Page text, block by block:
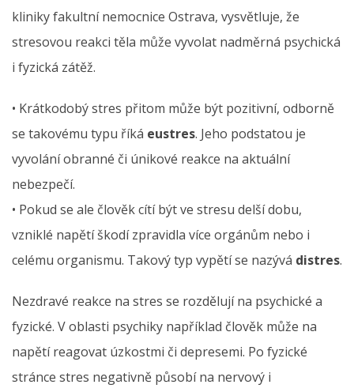
kliniky fakultní nemocnice Ostrava, vysvětluje, že
stresovou reakci těla může vyvolat nadměrná psychická
i fyzická zátěž.
• Krátkodobý stres přitom může být pozitivní, odborně
se takovému typu říká eustres. Jeho podstatou je
vyvolání obranné či únikové reakce na aktuální
nebezpečí.
• Pokud se ale člověk cítí být ve stresu delší dobu,
vzniklé napětí škodí zpravidla více orgánům nebo i
celému organismu. Takový typ vypětí se nazývá distres.
Nezdravé reakce na stres se rozdělují na psychické a
fyzické. V oblasti psychiky například člověk může na
napětí reagovat úzkostmi či depresemi. Po fyzické
stránce stres negativně působí na nervový i